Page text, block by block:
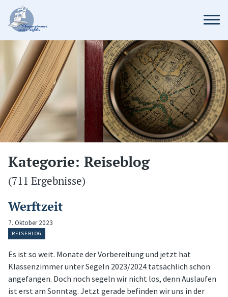
Kategorie: Reiseblog
(711 Ergebnisse)
Werftzeit
7. Oktober 2023
REISEBLOG
Es ist so weit. Monate der Vorbereitung und jetzt hat
Klassenzimmer unter Segeln 2023/2024 tatsächlich schon
angefangen. Doch noch segeln wir nicht los, denn Auslaufen
ist erst am Sonntag. Jetzt gerade befinden wir uns in der